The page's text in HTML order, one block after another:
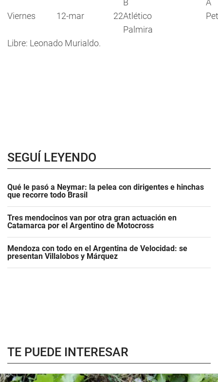
B
A
Viernes
12-mar 22Atlético
Palmira
Libre: Leonado Murialdo.
SEGUÍ LEYENDO
Qué le pasó a Neymar: la pelea con dirigentes e hinchas
que recorre todo Brasil
Tres mendocinos van por otra gran actuación en
Catamarca por el Argentino de Motocross
Mendoza con todo en el Argentina de Velocidad: se
presentan Villalobos y Márquez
TE PUEDE INTERESAR